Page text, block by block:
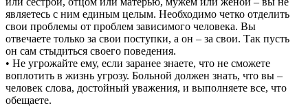
являетесь с ним единым целым. Необходимо четко отделить
свои проблемы от проблем зависимого человека. Вы
отвечаете только за свои поступки, а он – за свои. Так пусть
он сам стыдиться своего поведения.
• Не угрожайте ему, если заранее знаете, что не сможете
воплотить в жизнь угрозу. Больной должен знать, что вы –
человек слова, достойный уважения, и выполняете все, что
обещаете.